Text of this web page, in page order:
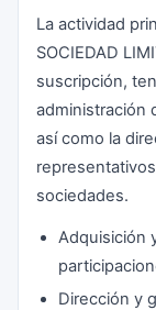
La actividad
SOCIEDAD
suscripción,
administración
así como la
sociedades.
Adquisición
Dirección y